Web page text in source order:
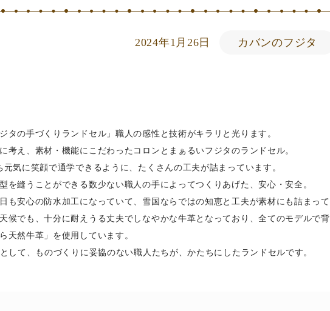
2024年1月26日 カバンのフジタ
タの手づくりランドセル」職人の感性と技術がキラリと光ります。
考え、素材・機能にこだわったコロンとまぁるいフジタのランドセル。
元気に笑顔で通学できるように、たくさんの工夫が詰まっています。
を縫うことができる数少ない職人の手によってつくりあげた、安心・安全。
も安心の防水加工になっていて、雪国ならではの知恵と工夫が素材にも詰まって
候でも、十分に耐えうる丈夫でしなやかな牛革となっており、全てのモデルで背
天然牛革」を使用しています。
して、ものづくりに妥協のない職人たちが、かたちにしたランドセルです。